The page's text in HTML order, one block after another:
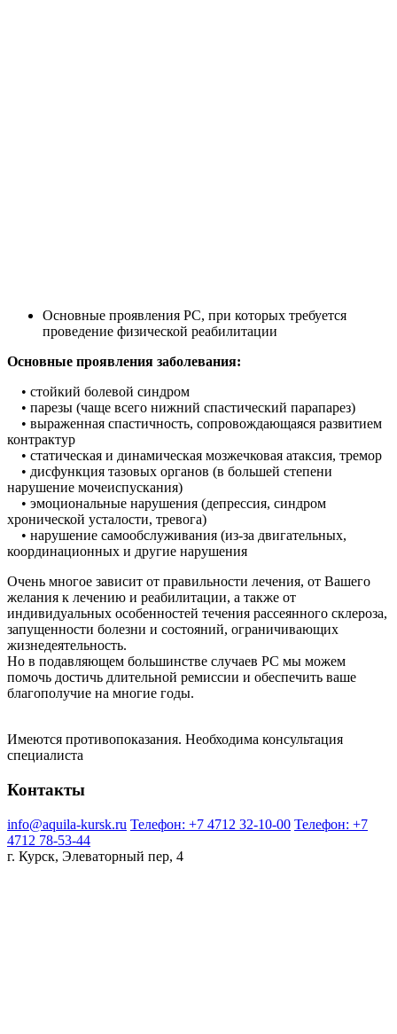
Основные проявления РС, при которых требуется
проведение физической реабилитации
Основные проявления заболевания:
• стойкий болевой синдром
• парезы (чаще всего нижний спастический парапарез)
• выраженная спастичность, сопровождающаяся развитием
контрактур
• статическая и динамическая мозжечковая атаксия, тремор
• дисфункция тазовых органов (в большей степени
нарушение мочеиспускания)
• эмоциональные нарушения (депрессия, синдром
хронической усталости, тревога)
• нарушение самообслуживания (из-за двигательных,
координационных и другие нарушения
Очень многое зависит от правильности лечения, от Вашего
желания к лечению и реабилитации, а также от
индивидуальных особенностей течения рассеянного склероза,
запущенности болезни и состояний, ограничивающих
жизнедеятельность.
Но в подавляющем большинстве случаев РС мы можем
помочь достичь длительной ремиссии и обеспечить ваше
благополучие на многие годы.
Имеются противопоказания. Необходима консультация
специалиста
Контакты
info@aquila-kursk.ru Телефон: +7 4712 32-10-00 Телефон: +7
4712 78-53-44
г. Курск, Элеваторный пер, 4